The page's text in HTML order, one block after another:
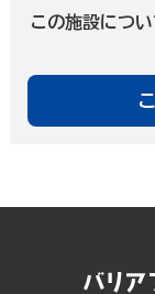
この施設につ